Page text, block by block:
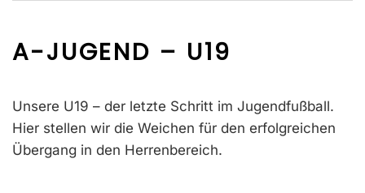
A-JUGEND – U19
Unsere U19 – der letzte Schritt im Jugendfußball.
Hier stellen wir die Weichen für den erfolgreichen
Übergang in den Herrenbereich.